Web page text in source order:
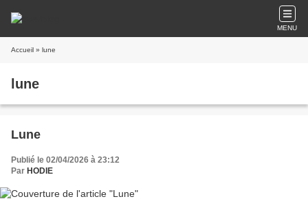
MENU
Accueil » lune
lune
Lune
Publié le 02/04/2026 à 23:12
Par HODIE